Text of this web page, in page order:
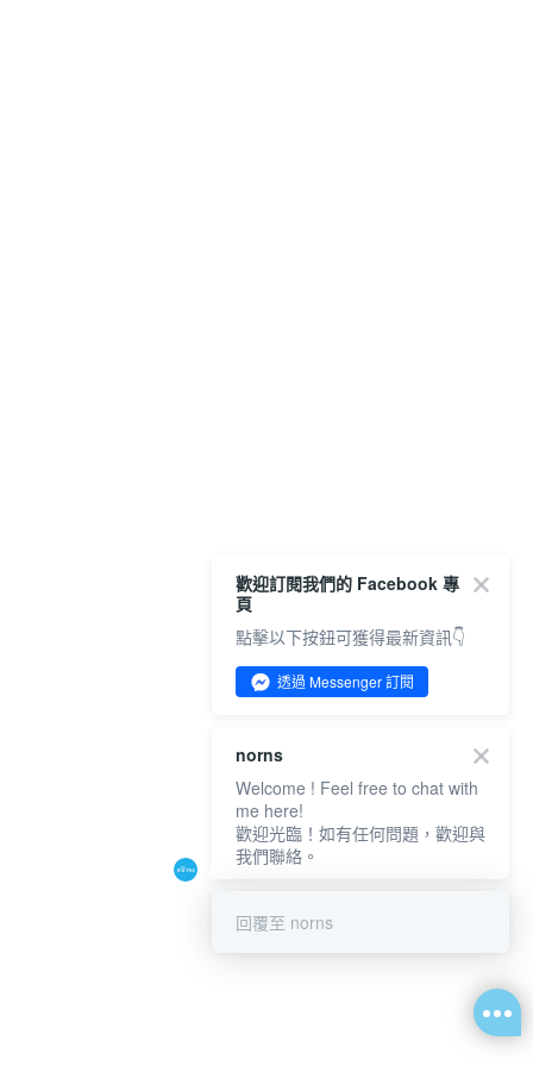
歡迎訂閱我們的 Facebook 專
頁
點擊以下按鈕可獲得最新資訊👇
透過 Messenger 訂閱
norns
Welcome ! Feel free to chat with
me here!
歡迎光臨！如有任何問題，歡迎與
我們聯絡。
回覆至 norns